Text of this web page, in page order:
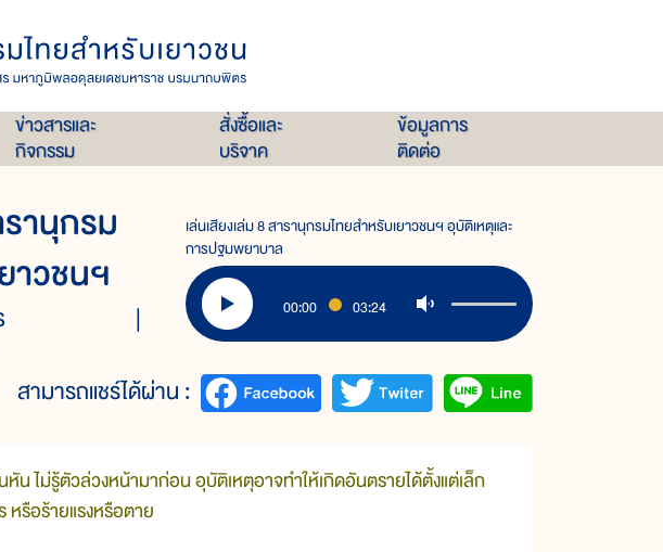
ข่าวสารและ
กิจกรรม
สั่งซื้อและ
บริจาค
ข้อมูลการ
ติดต่อ
านุกรม
าวชนฯ
เล่นเสียงเล่ม 8 สารานุกรมไทยสำหรับเยาวชนฯ อุบัติเหตุและ
การปฐมพยาบาล
00:00 03:24
สามารถแชร์ได้ผ่าน :
น ไม่รู้ตัวล่วงหน้ามาก่อน อุบัติเหตุอาจทำให้เกิดอันตรายได้ตั้งแต่เล็ก
รือร้ายแรงหรือตาย